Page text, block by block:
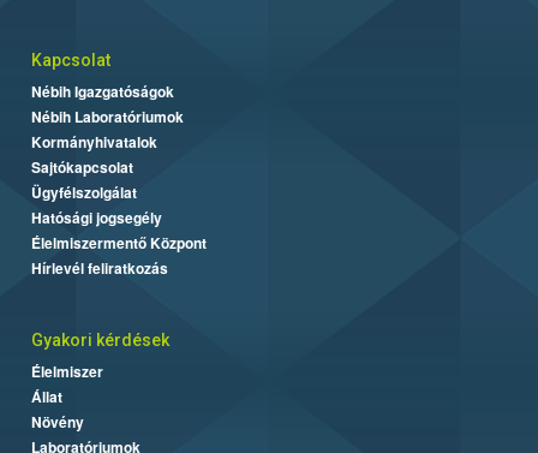
Kapcsolat
Nébih Igazgatóságok
Nébih Laboratóriumok
Kormányhivatalok
Sajtókapcsolat
Ügyfélszolgálat
Hatósági jogsegély
Élelmiszermentő Központ
Hírlevél feliratkozás
Gyakori kérdések
Élelmiszer
Állat
Növény
Laboratóriumok